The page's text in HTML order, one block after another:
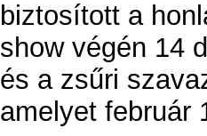
biztosított a
show végén 14
és a zsűri
amelyet február